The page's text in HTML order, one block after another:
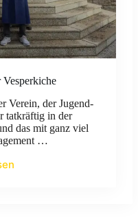
Verein, der Jugend-
tatkräftig in der
das mit ganz viel
…